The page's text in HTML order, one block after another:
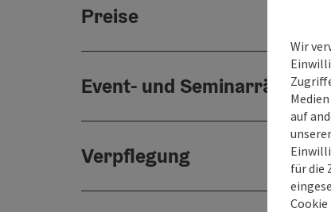
Preise
Event- und Seminarräume
Verpflegung
Wir
auf
für die
Cookie